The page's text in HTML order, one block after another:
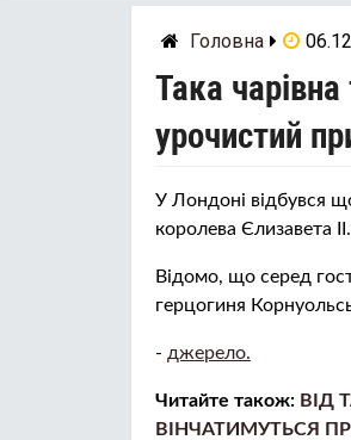
Головна
Така
урочистий
У Лондоні відбувся
королева Єлизавета II.
Відомо, що серед
герцогиня
- джерело.
Читайте також: ВІД
ВІНЧАТИМУТЬСЯ